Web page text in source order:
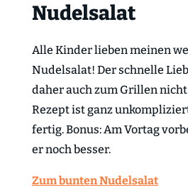
Nudelsalat
Alle Kinder lieben meinen
Nudelsalat! Der schnelle
daher auch zum Grillen
Rezept ist ganz
fertig. Bonus: Am Vortag
er noch besser.
Zum bunten Nudelsalat